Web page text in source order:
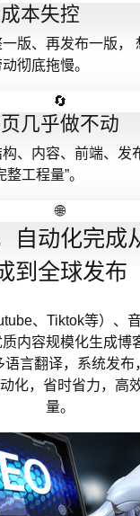
本失控
版、再发布一版，
彻底拖慢。
🔄
几乎做不动
、内容、前端、发
工程量”。
🌐
自动化完成
到全球发布
、Tiktok等）、
内容规模化生成博
言翻译，系统发布
动化，省时省力，高
量。